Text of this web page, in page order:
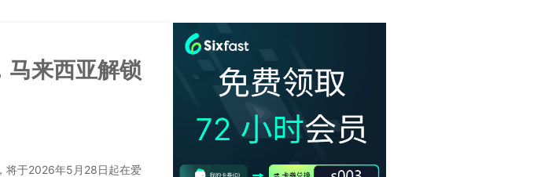
来西亚解锁
将于2026年5月28日起在爱